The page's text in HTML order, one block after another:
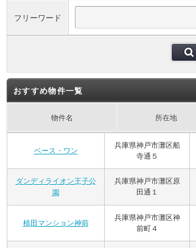
フリーワード
おすすめ物件一覧
物件名 所在地
ベース・ワン
兵庫県神戸市灘区船
寺通５
ダンディライオン王子公
園
兵庫県神戸市灘区原
田通１
植田マンション神前
兵庫県神戸市灘区神
前町４